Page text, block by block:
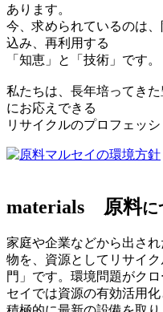
あります。
今、求められているのは
込み、再利用する
「知恵」と「技術」です。
私たちは、長年培ってき
にお応えできる
リサイクルのプロフェッシ
マルセイの環境方針
materials 原料に
家庭や企業などから出さ
物を、資源としてリサイ
門」です。環境問題がク
セイでは資源の有効活用